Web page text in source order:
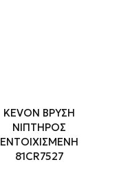
KEVON ΒΡΥΣΗ
ΝΙΠΤΗΡΟΣ
ΕΝΤΟΙΧΙΣΜΕΝΗ
81CR7527